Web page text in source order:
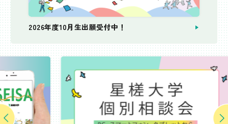
2026年度10月生出願受付中！